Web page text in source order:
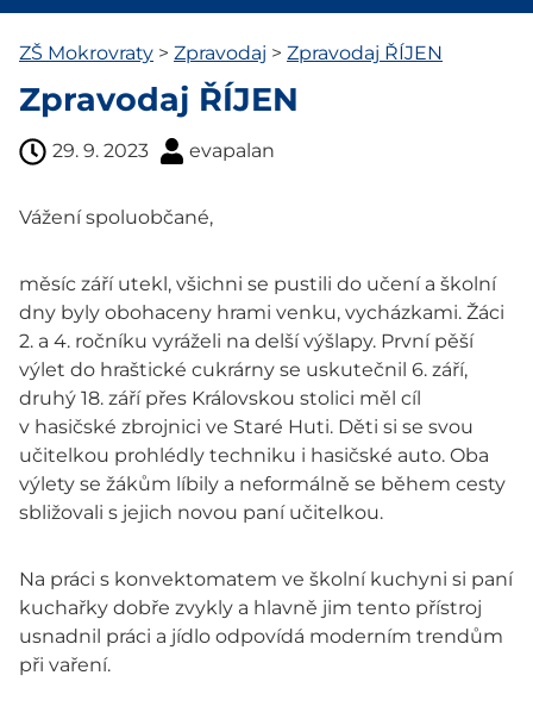
ZŠ Mokrovraty > Zpravodaj > Zpravodaj ŘÍJEN
Zpravodaj ŘÍJEN
29. 9. 2023 evapalan
Vážení spoluobčané,
měsíc září utekl, všichni se pustili do učení a školní
dny byly obohaceny hrami venku, vycházkami. Žáci
2. a 4. ročníku vyráželi na delší výšlapy. První pěší
výlet do hraštické cukrárny se uskutečnil 6. září,
druhý 18. září přes Královskou stolici měl cíl
v hasičské zbrojnici ve Staré Huti. Děti si se svou
učitelkou prohlédly techniku i hasičské auto. Oba
výlety se žákům líbily a neformálně se během cesty
sbližovali s jejich novou paní učitelkou.
Na práci s konvektomatem ve školní kuchyni si paní
kuchařky dobře zvykly a hlavně jim tento přístroj
usnadnil práci a jídlo odpovídá moderním trendům
při vaření.